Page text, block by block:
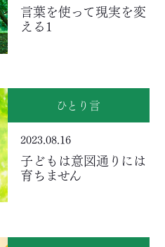
言葉を使って現実を変
える1
ひとり言
2023.08.16
子どもは意図通りには
育ちません